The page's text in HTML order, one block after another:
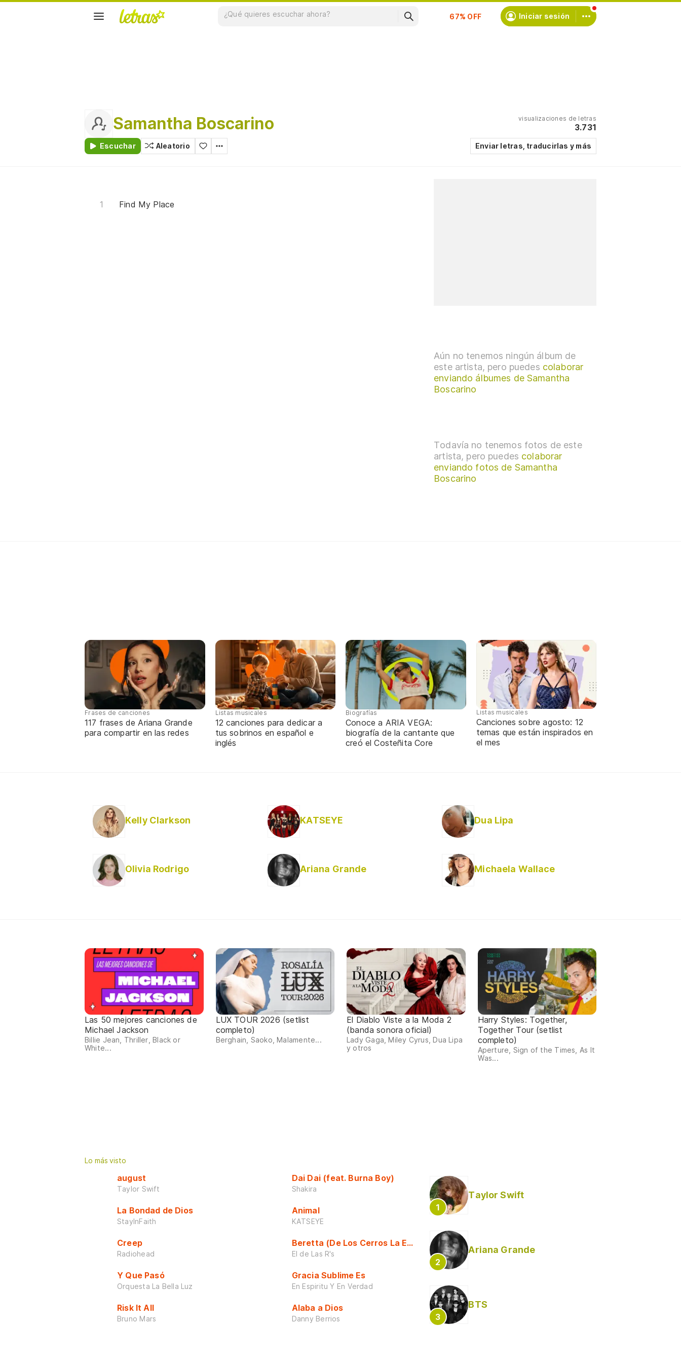
Suscríbete Iniciar sesión
Samantha Boscarino
Escuchar Aleatorio
visualizaciones de letras
3.731
Enviar letras, traducirlas y más
Find My Place
Aún no tenemos ningún álbum de
este artista, pero puedes colaborar
enviando álbumes de Samantha
Boscarino
Todavía no tenemos fotos de este
artista, pero puedes colaborar
enviando fotos de Samantha
Boscarino
Frases de canciones
117 frases de Ariana Grande
para compartir en las redes
Listas musicales
12 canciones para dedicar a
tus sobrinos en español e
inglés
Biografías
Conoce a ARIA VEGA:
biografía de la cantante que
creó el Costeñita Core
Listas musicales
Canciones sobre agosto: 12
temas que están inspirados en
el mes
Kelly Clarkson KATSEYE Dua Lipa
Olivia Rodrigo Ariana Grande Michaela Wallace
Las 50 mejores canciones de
Michael Jackson
Billie Jean, Thriller, Black or
White...
LUX TOUR 2026 (setlist
completo)
Berghain, Saoko, Malamente...
El Diablo Viste a la Moda 2
(banda sonora oficial)
Lady Gaga, Miley Cyrus, Dua Lipa
y otros
Harry Styles: Together,
Together Tour (setlist
completo)
Aperture, Sign of the Times, As It
Was...
Lo más visto
august
Taylor Swift
La Bondad de Dios
StayInFaith
Creep
Radiohead
Y Que Pasó
Orquesta La Bella Luz
Risk It All
Bruno Mars
Dai Dai (feat. Burna Boy)
Shakira
Animal
KATSEYE
Beretta (De Los Cerros La Escuela)
El de Las R's
Gracia Sublime Es
En Espiritu Y En Verdad
Alaba a Dios
Danny Berrios
Taylor Swift
Ariana Grande
BTS